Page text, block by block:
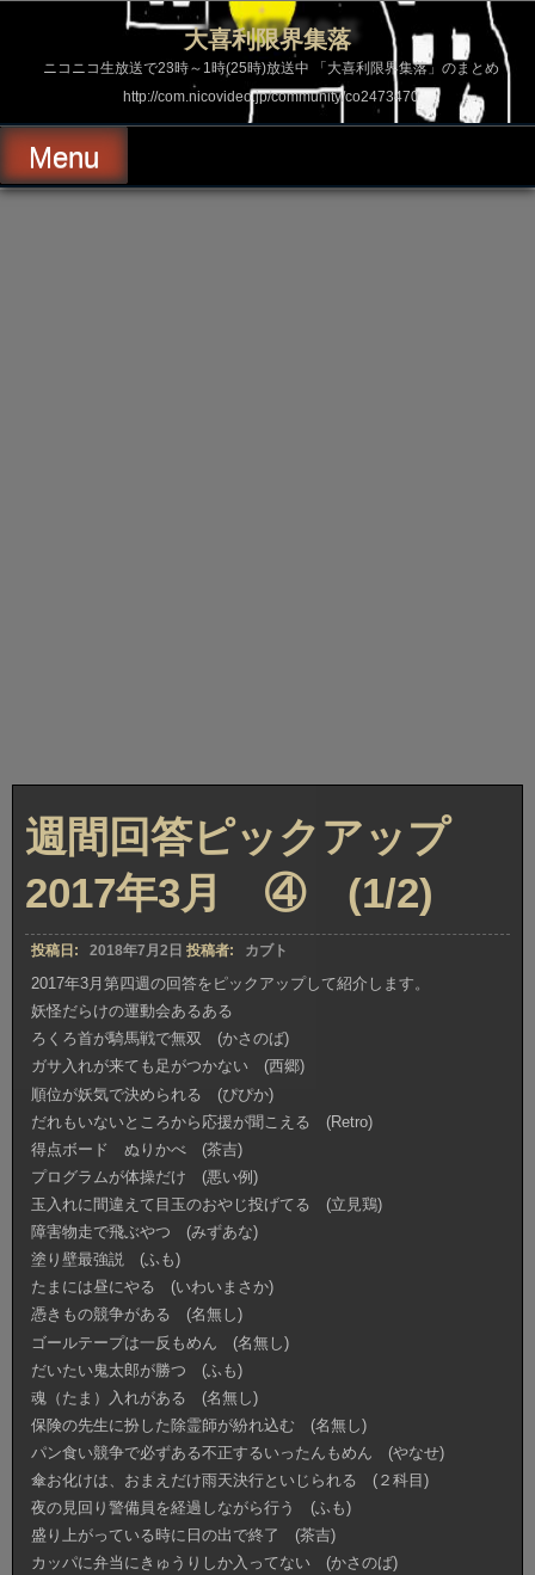
ス
ッ
プ
大喜利限界集落
ニコニコ生放送で23時～1時(25時)放送中 「大喜利限界集落」のまとめ
http://com.nicovideo.jp/community/co2473470
Menu
週間回答ピックアップ
2017年3月 ④ (1/2)
投稿日: 2018年7月2日 投稿者: カブト
2017年3月第四週の回答をピックアップして紹介します。
妖怪だらけの運動会あるある
ろくろ首が騎馬戦で無双 (かさのば)
ガサ入れが来ても足がつかない (西郷)
順位が妖気で決められる (ぴぴか)
だれもいないところから応援が聞こえる (Retro)
得点ボード ぬりかべ (茶吉)
プログラムが体操だけ (悪い例)
玉入れに間違えて目玉のおやじ投げてる (立見鶏)
障害物走で飛ぶやつ (みずあな)
塗り壁最強説 (ふも)
たまには昼にやる (いわいまさか)
憑きもの競争がある (名無し)
ゴールテープは一反もめん (名無し)
だいたい鬼太郎が勝つ (ふも)
魂（たま）入れがある (名無し)
保険の先生に扮した除霊師が紛れ込む (名無し)
パン食い競争で必ずある不正するいったんもめん (やなせ)
傘お化けは、おまえだけ雨天決行といじられる (２科目)
夜の見回り警備員を経過しながら行う (ふも)
盛り上がっている時に日の出で終了 (茶吉)
カッパに弁当にきゅうりしか入ってない (かさのば)